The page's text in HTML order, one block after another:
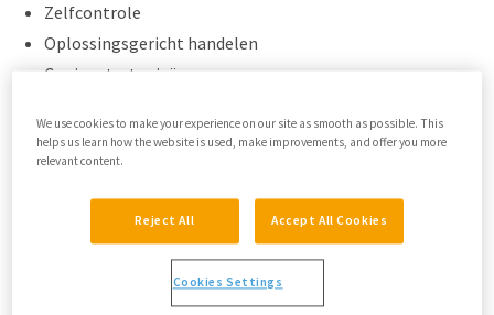
Zelfcontrole
Oplossingsgericht handelen
Copingstrategieën
Relaties
Controle over je emoties – Eenvoudige
ontwikkeld?
Dit programma is gebaseerd op de behandelmodule
“Controle over emoties” ontwikkeld door GGZ Rivierduinen
We use cookies to make your experience on our site as smooth as possible. This
helps us learn how the website is used, make improvements, and offer you more
relevant content.
Reject All Accept All Cookies
Cookies Settings